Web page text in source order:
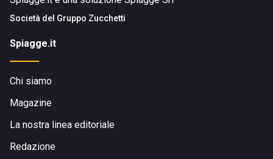
Società del Gruppo Zucchetti
Spiagge.it
Chi siamo
Magazine
La nostra linea editoriale
Redazione